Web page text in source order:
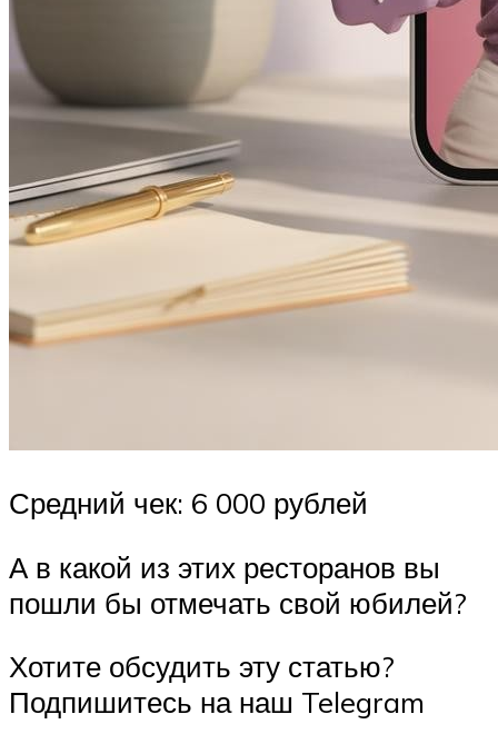
Средний чек: 6 000 рублей
А в какой из этих ресторанов вы
пошли бы отмечать свой юбилей?
Хотите обсудить эту статью?
Подпишитесь на наш Telegram